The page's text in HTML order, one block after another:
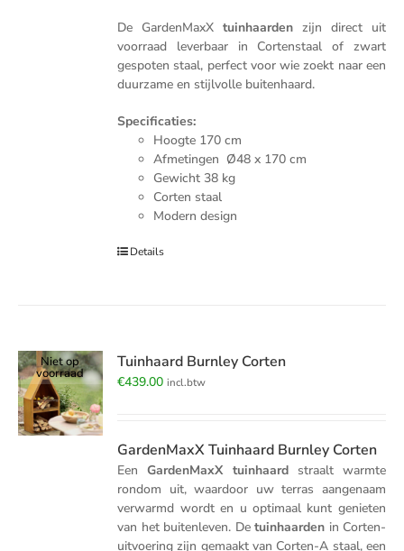
De GardenMaxXtuinhaarden zijn direct uit
voorraad leverbaar in Cortenstaal of zwart
gespoten staal, perfect voor wie zoekt naar een
duurzame en stijlvolle buitenhaard.
Specificaties:
Hoogte 170 cm
Afmetingen Ø48 x 170 cm
Gewicht 38 kg
Corten staal
Modern design
Details
Niet op
voorraad
Tuinhaard Burnley Corten
€439.00 incl.btw
GardenMaxX Tuinhaard Burnley Corten
EenGardenMaxX tuinhaardstraalt warmte
rondom uit, waardoor uw terras aangenaam
verwarmd wordt en u optimaal kunt genieten
van het buitenleven. Detuinhaarden in Corten-
uitvoering zijn gemaakt van Corten-A staal, een